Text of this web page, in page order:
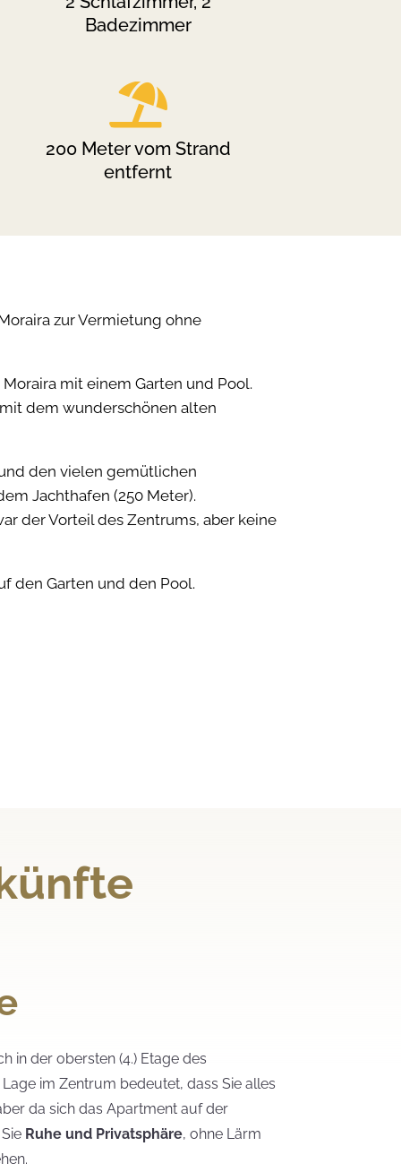
Badezimmer

200 Meter vom Strand
entfernt
zur Vermietung ohne
mit einem Garten und Pool.
dem wunderschönen alten
den vielen gemütlichen
Jachthafen (250 Meter).
der Vorteil des Zentrums, aber keine
den Garten und den Pool.
in der obersten (4.) Etage des
im Zentrum bedeutet, dass Sie alles
da sich das Apartment auf der
Ruhe und Privatsphäre, ohne Lärm